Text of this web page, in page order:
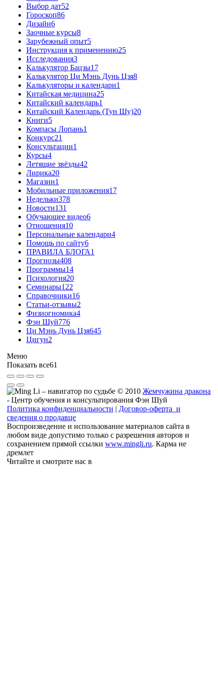
Выбор дат52
Гороскоп86
Дизайн6
Заочные курсы8
Зарубежный опыт5
Инструкция к применению25
Исследования3
Калькулятор Бацзы17
Калькулятор Ци Мэнь Дунь Цзя8
Калькуляторы и календари1
Китайская медицина25
Китайский календарь1
Китайский Календарь (Тун Шу)20
Книги5
Компасы Лопань1
Конкурс21
Консультации1
Курсы4
Летящие звёзды42
Лирика20
Магазин1
Мобильные приложения17
Недельки378
Новости131
Обучающее видео6
Отношения10
Персональные календари4
Помощь по сайту6
ПРАВИЛА БЛОГА1
Прогнозы408
Программы14
Психология20
Семинары122
Справочники16
Статьи-отзывы2
Физиогномика4
Фэн Шуй776
Ци Мэнь Дунь Цзя645
Цигун2
Меню
Показать все61
© 2010 Жемчужина дракона
- Центр обучения и консультирования Фэн Шуй
Политика конфиденциальности | Договор-оферта и
сведения о продавце
Воспроизведение и использование материалов сайта в
любом виде допустимо только с разрешения авторов и
сохранением прямой ссылки www.mingli.ru. Карма не
дремлет
Читайте и смотрите нас в